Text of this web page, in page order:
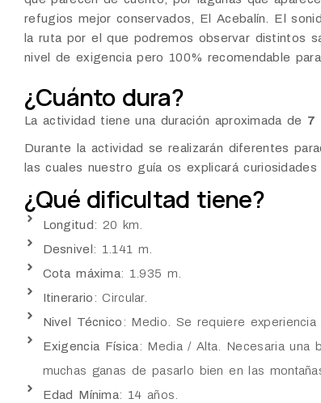
refugios mejor conservados, El Acebalín. El
la ruta por el que podremos observar distintos
nivel de exigencia pero 100% recomendable
¿Cuánto dura?
La actividad tiene una duración aproximada de 7
Durante la actividad se realizarán diferentes
las cuales nuestro guía os explicará curiosidades
¿Qué dificultad tiene?
Longitud : 20 km.
Desnivel : 1.141 m.
Cota máxima: 1.935 m.
Itinerario : Circular.
Nivel Técnico : Medio. Se requiere experiencia
Exigencia Física: Media / Alta. Necesaria una
muchas ganas de pasarlo bien en las
Edad Mínima: 14 años.